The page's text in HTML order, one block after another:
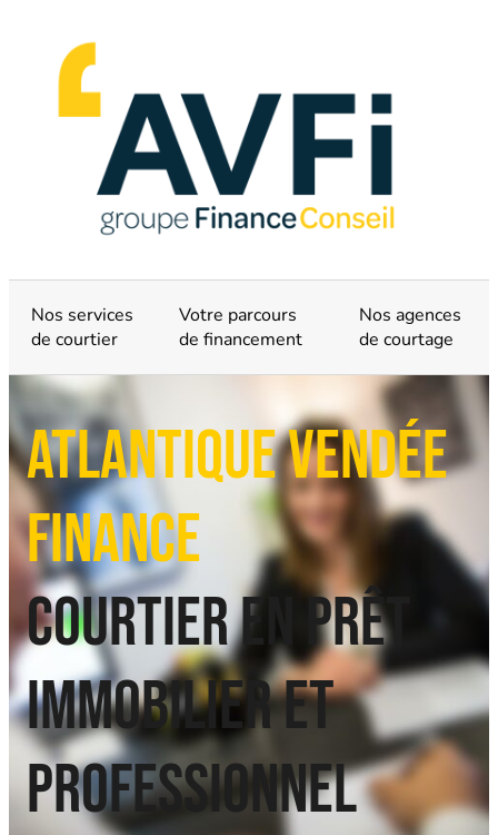
Nos services
de courtier
Votre parcours
de financement
Nos agences
de courtage
Atlantique Vendée
Finance
Courtier en prêt
immobilier et
professionnel